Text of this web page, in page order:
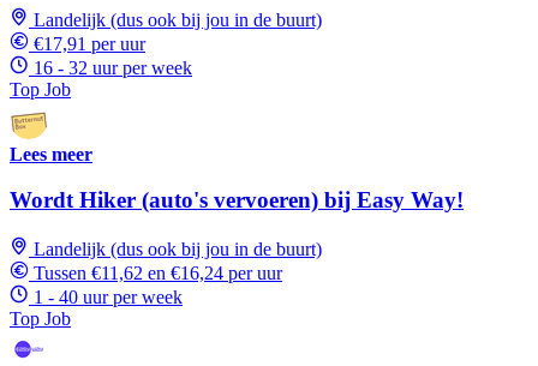
Landelijk (dus ook bij jou in de buurt)
€17,91 per uur
16 - 32 uur per week
Top Job
Lees meer
Wordt Hiker (auto's vervoeren) bij Easy Way!
Landelijk (dus ook bij jou in de buurt)
Tussen €11,62 en €16,24 per uur
1 - 40 uur per week
Top Job